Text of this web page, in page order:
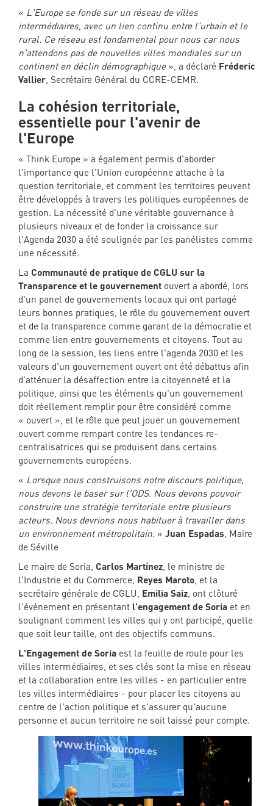
« L'Europe se fonde sur un réseau de villes
intermédiaires, avec un lien continu entre l'urbain et le
rural. Ce réseau est fondamental pour nous car nous
n'attendons pas de nouvelles villes mondiales sur un
continent en déclin démographique », a déclaré Fréderic
Vallier, Secrétaire Général du CCRE-CEMR.
La cohésion territoriale,
essentielle pour l'avenir de
l'Europe
« Think Europe » a également permis d'aborder
l'importance que l'Union européenne attache à la
question territoriale, et comment les territoires peuvent
être développés à travers les politiques européennes de
gestion. La nécessité d'une véritable gouvernance à
plusieurs niveaux et de fonder la croissance sur
l'Agenda 2030 a été soulignée par les panélistes comme
une nécessité.
La Communauté de pratique de CGLU sur la
Transparence et le gouvernement ouvert a abordé, lors
d'un panel de gouvernements locaux qui ont partagé
leurs bonnes pratiques, le rôle du gouvernement ouvert
et de la transparence comme garant de la démocratie et
comme lien entre gouvernements et citoyens. Tout au
long de la session, les liens entre l'agenda 2030 et les
valeurs d'un gouvernement ouvert ont été débattus afin
d'atténuer la désaffection entre la citoyenneté et la
politique, ainsi que les éléments qu'un gouvernement
doit réellement remplir pour être considéré comme
« ouvert », et le rôle que peut jouer un gouvernement
ouvert comme rempart contre les tendances re-
centralisatrices qui se produisent dans certains
gouvernements européens.
« Lorsque nous construisons notre discours politique,
nous devons le baser sur l'ODS. Nous devons pouvoir
construire une stratégie territoriale entre plusieurs
acteurs. Nous devrions nous habituer à travailler dans
un environnement métropolitain. » Juan Espadas, Maire
de Séville
Le maire de Soria, Carlos Martínez, le ministre de
l'Industrie et du Commerce, Reyes Maroto, et la
secrétaire générale de CGLU, Emilia Saiz, ont clôturé
l'événement en présentant l'engagement de Soria et en
soulignant comment les villes qui y ont participé, quelle
que soit leur taille, ont des objectifs communs.
L'Engagement de Soria est la feuille de route pour les
villes intermédiaires, et ses clés sont la mise en réseau
et la collaboration entre les villes - en particulier entre
les villes intermédiaires - pour placer les citoyens au
centre de l'action politique et s'assurer qu'aucune
personne et aucun territoire ne soit laissé pour compte.